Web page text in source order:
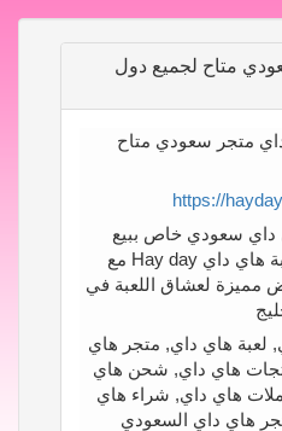
متاح لجميع دول
متجر سعودي متاح
https://
داي سعودي خاص ببيع
جميع أدوات ومنتجات لعبة هاي داي Hay day مع
مميزة لعشاق اللعبة في
لعبة هاي داي, متجر هاي
هاي داي, شحن هاي
هاي داي, شراء هاي
هاي داي السعودي